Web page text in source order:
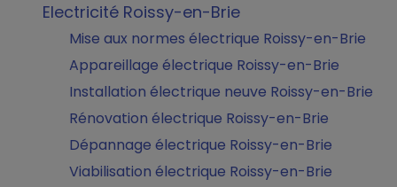
Electricité Roissy-en-Brie
Mise aux normes électrique Roissy-en-Brie
Appareillage électrique Roissy-en-Brie
Installation électrique neuve Roissy-en-Brie
Rénovation électrique Roissy-en-Brie
Dépannage électrique Roissy-en-Brie
Viabilisation électrique Roissy-en-Brie